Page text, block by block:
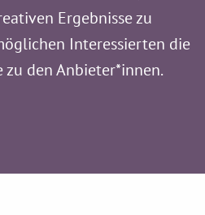
Ergebnisse zu
Interessierten die
den Anbieter*innen.